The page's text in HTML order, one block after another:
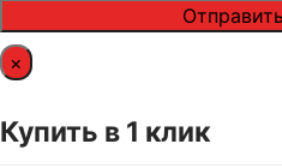
×
Купить в 1 клик